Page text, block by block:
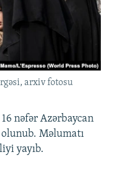
arxiv fotosu
nəfər Azərbaycan
Məlumatı
yayıb.